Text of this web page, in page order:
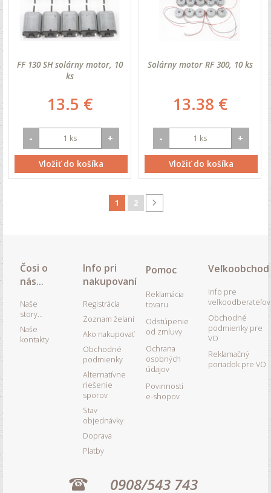
FF 130 SH solárny motor, 10
ks
13.5 €
- +
Vložiť do košíka
Solárny motor RF 300, 10 ks
13.38 €
- +
Vložiť do košíka
1 2
Čosi o
nás...
Naše
story...
Naše
kontakty
Info pri
nakupovaní
Registrácia
Zoznam želaní
Ako nakupovať
Obchodné
podmienky
Alternatívne
riešenie
sporov
Stav
objednávky
Doprava
Platby
Pomoc
Reklamácia
tovaru
Odstúpenie
od zmluvy
Ochrana
osobných
údajov
Povinnosti
e-shopov
Veľkoobchod
Info pre
veľkoodberateľov
Obchodné
podmienky pre
VO
Reklamačný
poriadok pre VO
0908/543 743